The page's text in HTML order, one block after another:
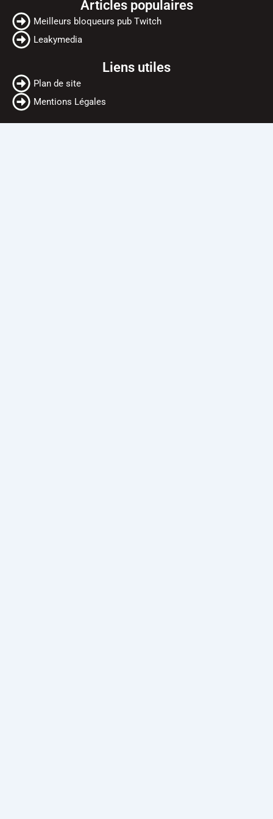
Articles populaires
Meilleurs bloqueurs pub Twitch
Leakymedia
Liens utiles
Plan de site
Mentions Légales